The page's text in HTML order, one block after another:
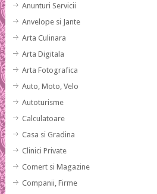
Anunturi Servicii
Anvelope si Jante
Arta Culinara
Arta Digitala
Arta Fotografica
Auto, Moto, Velo
Autoturisme
Calculatoare
Casa si Gradina
Clinici Private
Comert si Magazine
Companii, Firme